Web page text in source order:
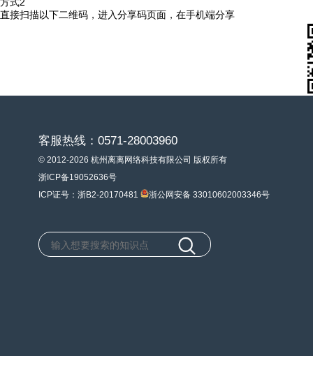
直接扫描以下二维码，进入分享码页面，在手机端分享
客服热线：0571-28003960
© 2012-2026 杭州离离网络科技有限公司 版权所有
浙ICP备19052636号
ICP证号：浙B2-20170481
浙公网安备 33010602003346号